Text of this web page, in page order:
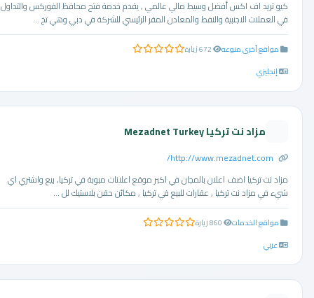
كيو تريد اف اكس أفضل وسيط مالي عالمي , يقدم خدمة فتح محافظ الفوركس والتداول
في العملات الاجنبية والنفط والمعادن المقر الرئيسي للشركة في دبي وهي تخ ...
مواقع أخرى منوعه 672 زيارة 0.0 من 5 نجوم
إنجليزي
مزاد نت تركيا Mezadnet Turkey
http://www.mezadnet.com/
مزاد نت تركيا اضف اعلان بالمجان في اكبر موقع اعلانات مبوبة في تركيا, بيع واشتري اي
شيء في مزاد نت تركيا , عقارات للبيع في تركيا , مكائن حقن بلاستيك لل ...
مواقع الخدمات 0.0 من 5 نجوم
عربي